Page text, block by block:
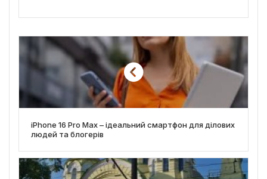
iPhone 16 Pro Max – ідеальний смартфон для ділових
людей та блогерів